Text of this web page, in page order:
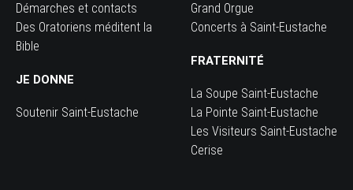
Démarches et contacts
Des Oratoriens méditent la
Bible
JE DONNE
Soutenir Saint-Eustache
Grand Orgue
Concerts à Saint-Eustache
FRATERNITÉ
La Soupe Saint-Eustache
La Pointe Saint-Eustache
Les Visiteurs Saint-Eustache
Cerise